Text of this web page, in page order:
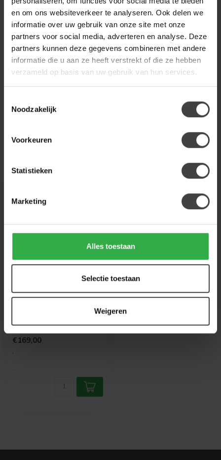
en om ons websiteverkeer te analyseren. Ook delen we
informatie over uw gebruik van onze site met onze
partners voor social media, adverteren en analyse. Deze
partners kunnen deze gegevens combineren met andere
informatie die u aan ze heeft verstrekt of die ze hebben
verzameld op basis van uw gebruik van hun services.
Noodzakelijk
Voorkeuren
Statistieken
Marketing
Alles toestaan
Selectie toestaan
Weigeren
WANDKRAFT
Wandkraft Art Facsimile 021 €169,00
Heb je een vraag over dit product?
Of heb je hulp nodig bij de bestelling? Neem gerust contact
op met onze klantenservice
info@dewoonwinkel.nlof
+31
224 850 926
Art Facsimile 022
Dame in turkse jurk zittend
op een sofa
€169,00
.
.